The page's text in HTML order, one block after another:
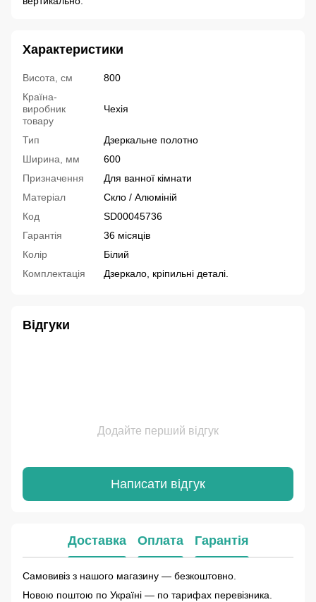
Характеристики
Висота, см
800
Країна-
виробник
товару
Чехія
Тип
Дзеркальне полотно
Ширина, мм
600
Призначення
Для ванної кімнати
Матеріал
Скло / Алюміній
Код
SD00045736
Гарантія
36 місяців
Колір
Білий
Комплектація
Дзеркало, кріпильні деталі.
Відгуки
Додайте перший відгук
Написати відгук
Доставка Оплата Гарантія
Самовивіз з нашого магазину — безкоштовно.
Новою поштою по Україні — по тарифах перевізника.